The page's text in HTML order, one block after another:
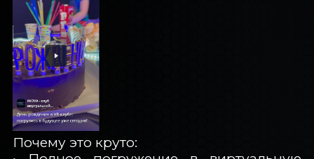
Почему это круто: